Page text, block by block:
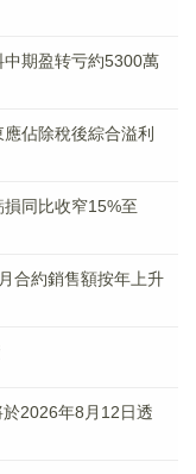
中期盈转亏約5300萬
佔除稅後綜合溢利
同比收窄15%至
合約銷售額按年上升
2026年8月12日透